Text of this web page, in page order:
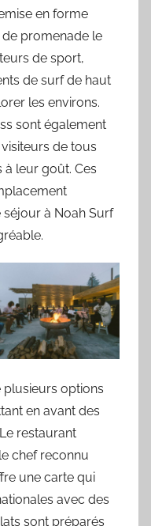
en forme
promenade le
de sport,
de surf de haut
les environs.
sont également
de tous
leur goût. Ces
séjour à Noah Surf
plusieurs options
en avant des
restaurant
chef reconnu
une carte qui
avec des
sont préparés